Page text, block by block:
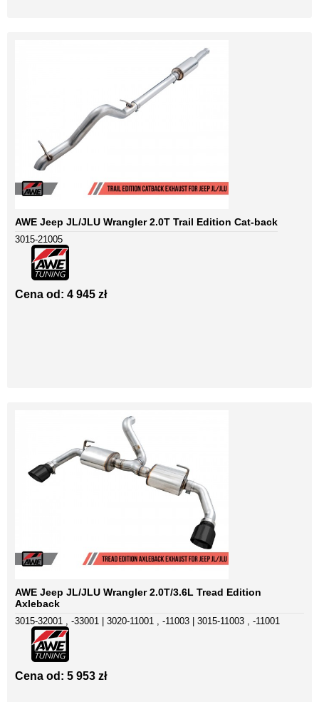
AWE Jeep JL/JLU Wrangler 2.0T Trail Edition Cat-back
3015-21005
Cena od: 4 945 zł
AWE Jeep JL/JLU Wrangler 2.0T/3.6L Tread Edition
Axleback
3015-32001 , -33001 | 3020-11001 , -11003 | 3015-11003 , -11001
Cena od: 5 953 zł